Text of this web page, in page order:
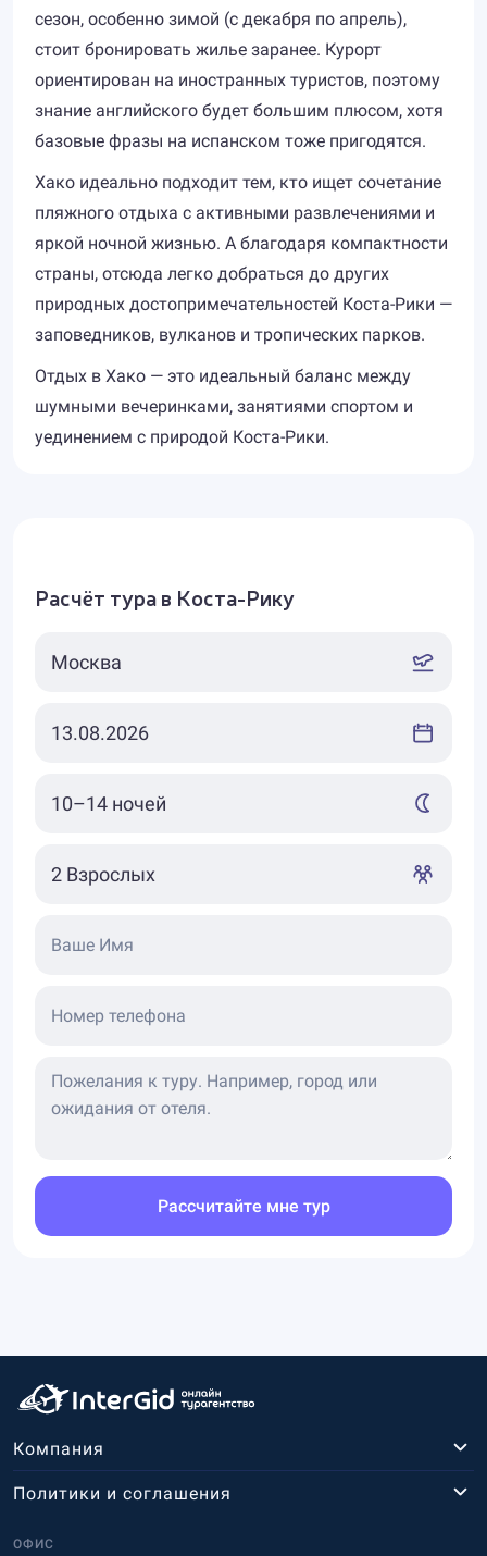
сезон, особенно зимой (с декабря по апрель),
стоит бронировать жилье заранее. Курорт
ориентирован на иностранных туристов, поэтому
знание английского будет большим плюсом, хотя
базовые фразы на испанском тоже пригодятся.
Хако идеально подходит тем, кто ищет сочетание
пляжного отдыха с активными развлечениями и
яркой ночной жизнью. А благодаря компактности
страны, отсюда легко добраться до других
природных достопримечательностей Коста-Рики —
заповедников, вулканов и тропических парков.
Отдых в Хако — это идеальный баланс между
шумными вечеринками, занятиями спортом и
уединением с природой Коста-Рики.
Расчёт тура в Коста-Рику
Ваше Имя
Номер телефона
Рассчитайте мне тур
Компания
ОФИС
Политики и соглашения